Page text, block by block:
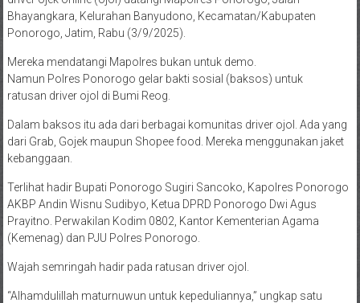
Bhayangkara, Kelurahan Banyudono, Kecamatan/Kabupaten
Ponorogo, Jatim, Rabu (3/9/2025).
Mereka mendatangi Mapolres bukan untuk demo.
Namun Polres Ponorogo gelar bakti sosial (baksos) untuk
ratusan driver ojol di Bumi Reog.
Dalam baksos itu ada dari berbagai komunitas driver ojol. Ada yang
dari Grab, Gojek maupun Shopee food. Mereka menggunakan jaket
kebanggaan.
Terlihat hadir Bupati Ponorogo Sugiri Sancoko, Kapolres Ponorogo
AKBP Andin Wisnu Sudibyo, Ketua DPRD Ponorogo Dwi Agus
Prayitno. Perwakilan Kodim 0802, Kantor Kementerian Agama
(Kemenag) dan PJU Polres Ponorogo.
Wajah semringah hadir pada ratusan driver ojol.
“Alhamdulillah maturnuwun untuk kepeduliannya,” ungkap satu